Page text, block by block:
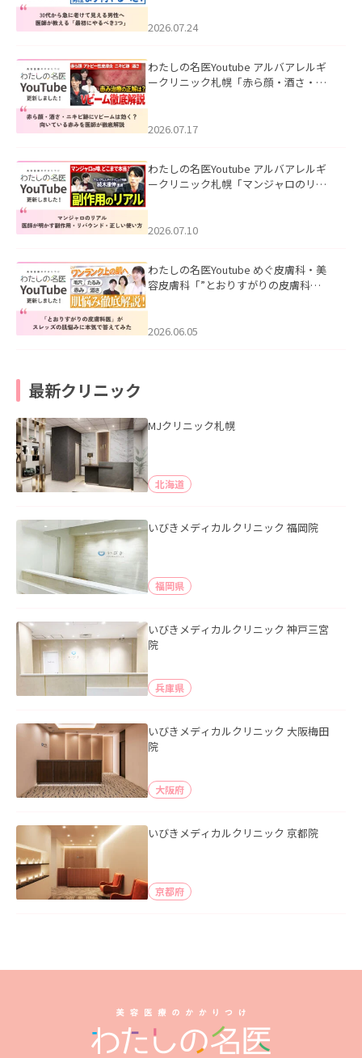
た。
2026.07.24
わたしの名医Youtube アルバアレルギ
ークリニック札幌「赤ら顔・酒さ・ニ
した。
2026.07.17
わたしの名医Youtube アルバアレルギ
ークリニック札幌「マンジャロのリア
た。
2026.07.10
わたしの名医Youtube めぐ皮膚科・美
容皮膚科「”とおりすがりの皮膚科
2026.06.05
最新クリニック
MJクリニック札幌
北海道
いびきメディカルクリニック 福岡院
福岡県
いびきメディカルクリニック 神戸三宮
院
兵庫県
いびきメディカルクリニック 大阪梅田
院
大阪府
いびきメディカルクリニック 京都院
京都府